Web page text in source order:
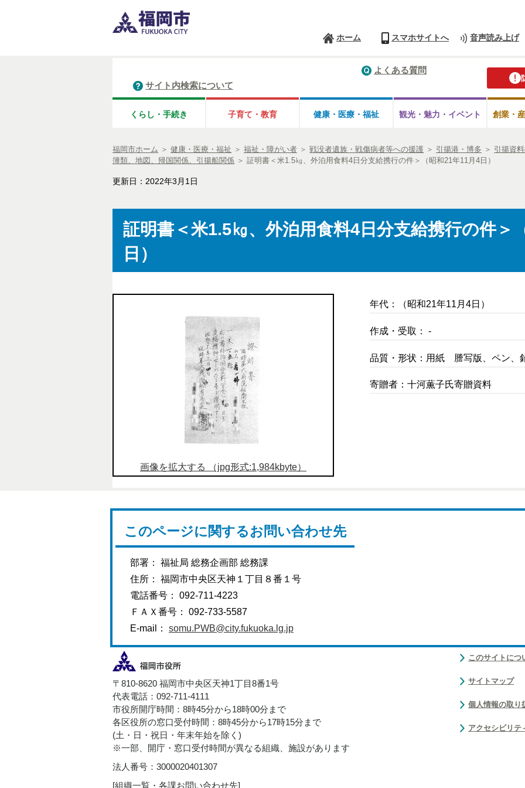
ホーム スマホサイトへ 音声読み上げ
よくある質問
サイト内検索について
くらし・手続き 子育て・教育 健康・医療・ 福祉 観光・魅力・ イベント 創業・
福岡市ホーム ＞ 健康・医療・福祉 ＞ 福祉・障がい者 ＞ 戦没者遺族・戦傷病者等への援護 ＞ 引揚港・博多 ＞ 引揚資
簿類、地図、帰国関係、引揚船関係 ＞ 証明書＜米1.5㎏、外泊用食料4日分支給携行の件＞（昭和21年11月4日）
更新日：2022年3月1日
証明書＜米1.5㎏、外泊用食料4日分支給携行の件＞
日）
画像を拡大する （jpg形式:1,984kbyte）
年代：（昭和21年11月4日）
作成・受取： -
品質・形状：用紙 謄写版、ペン、
寄贈者：十河薫子氏寄贈資料
このページに関するお問い合わせ先
部署： 福祉局 総務企画部 総務課
住所： 福岡市中央区天神１丁目８番１号
電話番号： 092-711-4223
ＦＡＸ番号： 092-733-5587
E-mail： somu.PWB@city.fukuoka.lg.jp
〒810-8620 福岡市中央区天神1丁目8番1号
代表電話：092-711-4111
市役所開庁時間：8時45分から18時00分まで
各区役所の窓口受付時間：8時45分から17時15分まで
(土・日・祝日・年末年始を除く)
※一部、開庁・窓口受付時間が異なる組織、施設があります
法人番号：3000020401307
[組織一覧・各課お問い合わせ先]
このサイトにつ
サイトマップ
個人情報の取り
アクセシビリテ